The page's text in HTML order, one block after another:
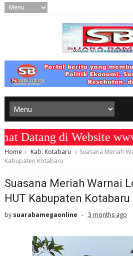
di Website
Home Kab. Kotabaru
Suasana Meriah
Kabupaten Kotabaru
Suasana Meriah Warnai
HUT Kabupaten Kotabaru
by suarabamegaonline 3 months ago